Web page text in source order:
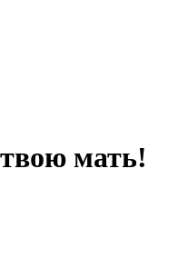
мать!